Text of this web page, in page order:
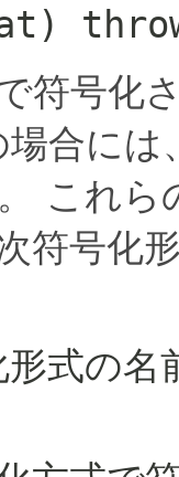
符号化
合には
これら
符号化
式の名